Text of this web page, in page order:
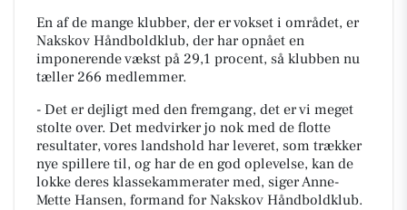
En af de mange klubber, der er vokset i området, er
Nakskov Håndboldklub, der har opnået en
imponerende vækst på 29,1 procent, så klubben nu
tæller 266 medlemmer.
- Det er dejligt med den fremgang, det er vi meget
stolte over. Det medvirker jo nok med de flotte
resultater, vores landshold har leveret, som trækker
nye spillere til, og har de en god oplevelse, kan de
lokke deres klassekammerater med, siger Anne-
Mette Hansen, formand for Nakskov Håndboldklub.